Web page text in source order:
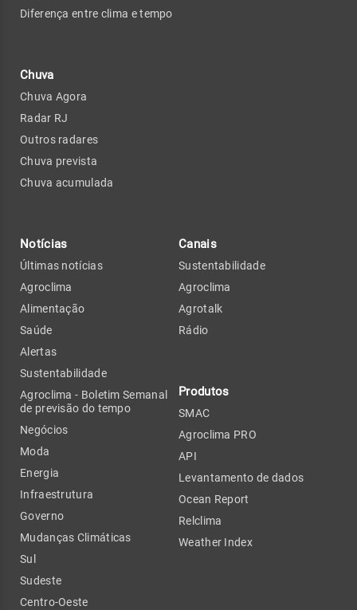
Diferença entre clima e tempo
Chuva
Chuva Agora
Radar RJ
Outros radares
Chuva prevista
Chuva acumulada
Notícias
Últimas notícias
Agroclima
Alimentação
Saúde
Alertas
Sustentabilidade
Agroclima - Boletim Semanal
de previsão do tempo
Negócios
Moda
Energia
Infraestrutura
Governo
Mudanças Climáticas
Sul
Sudeste
Centro-Oeste
Canais
Sustentabilidade
Agroclima
Agrotalk
Rádio
Produtos
SMAC
Agroclima PRO
API
Levantamento de dados
Ocean Report
Relclima
Weather Index